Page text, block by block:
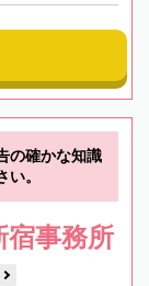
の確かな知識
。
事務所